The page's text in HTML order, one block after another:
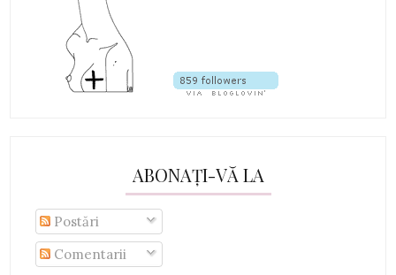
ABONAȚI-VĂ LA
Postări
Comentarii